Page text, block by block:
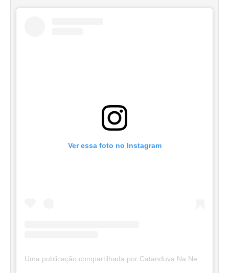
Ver essa foto no Instagram
Uma publicação compartilhada por Catanduva Na Net (@catanduvananett)